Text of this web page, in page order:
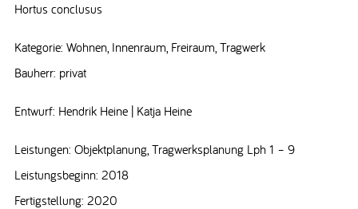
Hortus conclusus
Kategorie: Wohnen, Innenraum, Freiraum, Tragwerk
Bauherr: privat
Entwurf: Hendrik Heine | Katja Heine
Leistungen: Objektplanung, Tragwerksplanung Lph 1 – 9
Leistungsbeginn: 2018
Fertigstellung: 2020